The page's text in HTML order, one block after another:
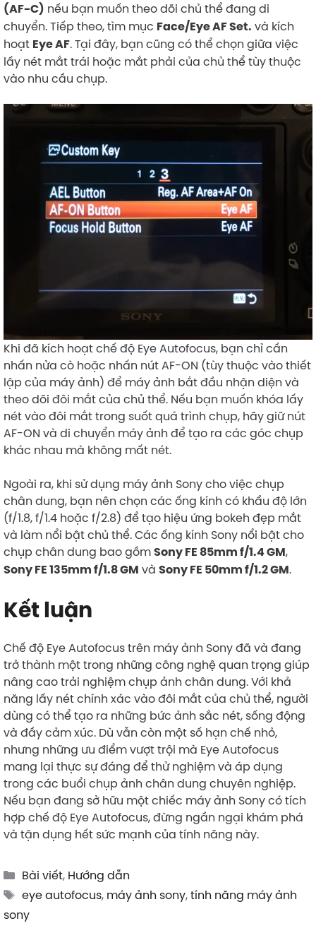
(AF-C) nếu bạn muốn theo dõi chủ thể đang di
chuyển. Tiếp theo, tìm mục Face/Eye AF Set. và kích
hoạt Eye AF. Tại đây, bạn cũng có thể chọn giữa việc
lấy nét mắt trái hoặc mắt phải của chủ thể tùy thuộc
vào nhu cầu chụp.
Khi đã kích hoạt chế độ Eye Autofocus, bạn chỉ cần
nhấn nửa cò hoặc nhấn nút AF-ON (tùy thuộc vào thiết
lập của máy ảnh) để máy ảnh bắt đầu nhận diện và
theo dõi đôi mắt của chủ thể. Nếu bạn muốn khóa lấy
nét vào đôi mắt trong suốt quá trình chụp, hãy giữ nút
AF-ON và di chuyển máy ảnh để tạo ra các góc chụp
khác nhau mà không mất nét.
Ngoài ra, khi sử dụng máy ảnh Sony cho việc chụp
chân dung, bạn nên chọn các ống kính có khẩu độ lớn
(f/1.8, f/1.4 hoặc f/2.8) để tạo hiệu ứng bokeh đẹp mắt
và làm nổi bật chủ thể. Các ống kính Sony nổi bật cho
chụp chân dung bao gồmSony FE 85mm f/1.4 GM,
Sony FE 135mm f/1.8 GM và Sony FE 50mm f/1.2 GM.
Kết luận
Chế độ Eye Autofocus trên máy ảnh Sony đã và đang
trở thành một trong những công nghệ quan trọng giúp
nâng cao trải nghiệm chụp ảnh chân dung. Với khả
năng lấy nét chính xác vào đôi mắt của chủ thể, người
dùng có thể tạo ra những bức ảnh sắc nét, sống động
và đầy cảm xúc. Dù vẫn còn một số hạn chế nhỏ,
nhưng những ưu điểm vượt trội mà Eye Autofocus
mang lại thực sự đáng để thử nghiệm và áp dụng
trong các buổi chụp ảnh chân dung chuyên nghiệp.
Nếu bạn đang sở hữu một chiếc máy ảnh Sony có tích
hợp chế độ Eye Autofocus, đừng ngần ngại khám phá
và tận dụng hết sức mạnh của tính năng này.
Categories
Bài viết, Hướng dẫn
Tags
eye autofocus, máy ảnh sony,tính năng máy ảnh
sony